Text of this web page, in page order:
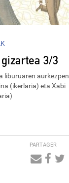
3/3
liburuaren aurkezpen
(ikerlaria) eta Xabi
PARTAGER